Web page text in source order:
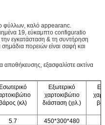
φύλλων, καλό appearanc.
19, εύκαμπτο configuratio
εγκατάσταση & τη συντήρηση
πορειών είναι σαφή και
εξασφαλίστε ακτίνα
Εσωτερικό
(κλ)
Εξωτερικό
χαρτοκιβώτιο
διάσταση (χιλ.)
5.7 450*300*480